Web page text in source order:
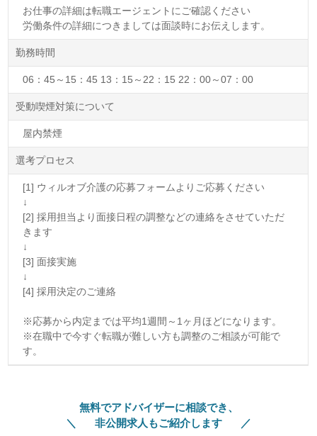
お仕事の詳細は転職エージェントにご確認ください
労働条件の詳細につきましては面談時にお伝えします。
勤務時間
06：45～15：45 13：15～22：15 22：00～07：00
受動喫煙対策について
屋内禁煙
選考プロセス
[1] ウィルオブ介護の応募フォームよりご応募ください
↓
[2] 採用担当より面接日程の調整などの連絡をさせていただ
きます
↓
[3] 面接実施
↓
[4] 採用決定のご連絡
※応募から内定までは平均1週間～1ヶ月ほどになります。
※在職中で今すぐ転職が難しい方も調整のご相談が可能で
す。
無料でアドバイザーに相談でき、
非公開求人もご紹介します